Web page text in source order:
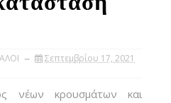
Σεπτεμβρίου 17, 2021
νέων κρουσμάτων και